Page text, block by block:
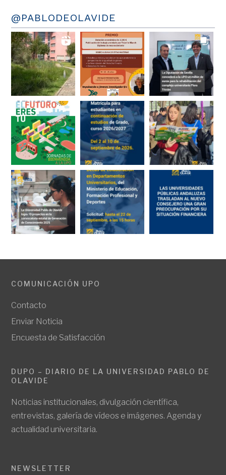
@PABLODEOLAVIDE
COMUNICACIÓN UPO
Contacto
Enviar Noticia
Encuesta de Satisfacción
DUPO – DIARIO DE LA UNIVERSIDAD PABLO DE
OLAVIDE
Noticias institucionales, divulgación científica,
entrevistas, galería de vídeos e imágenes. Agenda y
actualidad universitaria.
NEWSLETTER